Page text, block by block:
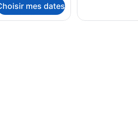
mes dates
47 », et un petit jardin avec des plantes.